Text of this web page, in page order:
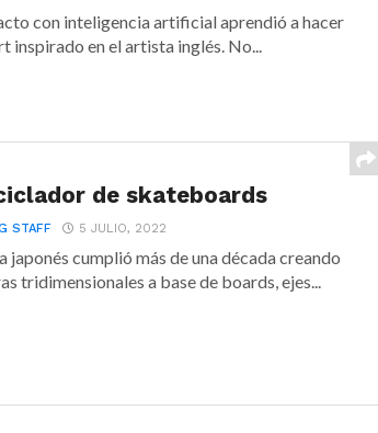
con inteligencia artificial aprendió a hacer
inspirado en el artista inglés. No...
de skateboards
STAFF 5 JULIO, 2022
japonés cumplió más de una década creando
tridimensionales a base de boards, ejes...